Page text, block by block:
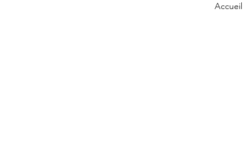
Accueil